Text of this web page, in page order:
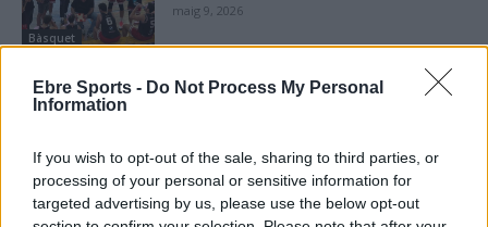
Ebre Sports - Do Not Process My Personal
Information
If you wish to opt-out of the sale, sharing to third parties, or
processing of your personal or sensitive information for
targeted advertising by us, please use the below opt-out
Bàsquet
maig 9, 2026
Bàsquet
El Cantaires guanya al Serrallo a un rival
El Bàsquet Morell acaba amb la ratxa